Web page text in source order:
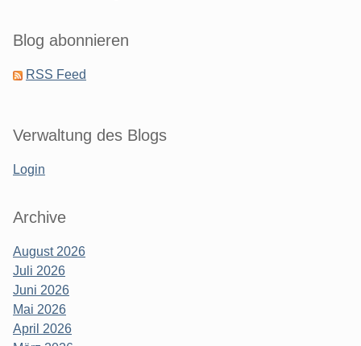
Blog abonnieren
RSS Feed
Verwaltung des Blogs
Login
Archive
August 2026
Juli 2026
Juni 2026
Mai 2026
April 2026